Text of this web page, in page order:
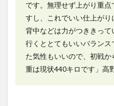
です。無理せず上がり重
すし、これでいい仕上が
背中などは力がつききっ
行くととてもいいバラン
た気性もいいので、初戦
重は現状440キロです」高